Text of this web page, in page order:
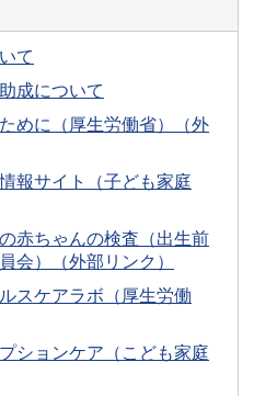
て
成について
めに（厚生労働省）（外
報サイト（子ども家庭
赤ちゃんの検査（出生前
会）（外部リンク）
スケアラボ（厚生労働
ションケア（こども家庭